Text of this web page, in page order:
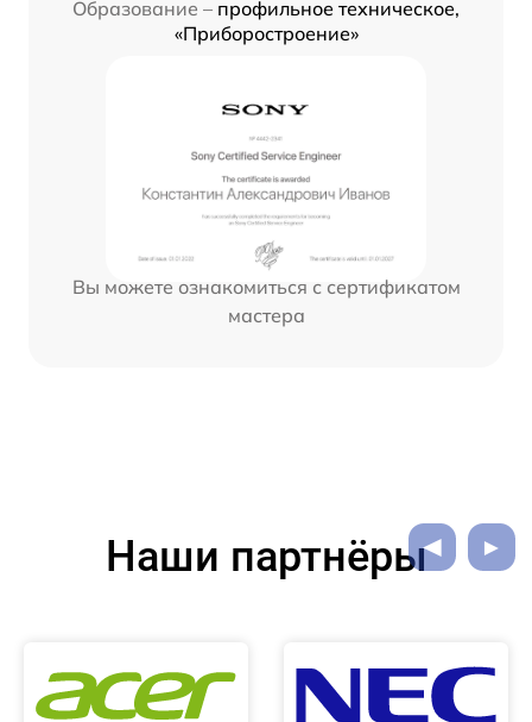
Образование – профильное техническое,
«Приборостроение»
Вы можете ознакомиться с сертификатом
мастера
Наши партнёры